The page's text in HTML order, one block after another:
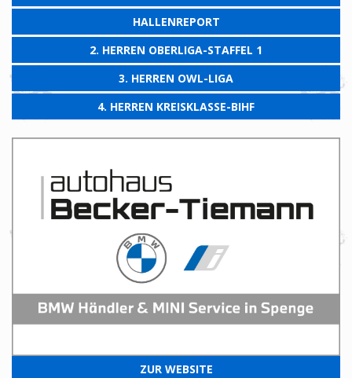
HALLENREPORT
2. HERREN OBERLIGA-STAFFEL 1
3. HERREN OWL-LIGA
4. HERREN KREISKLASSE-BIHF
ZUR WEBSITE